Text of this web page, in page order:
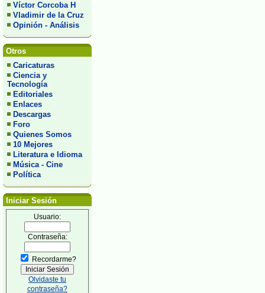
Víctor Corcoba H
Vladimir de la Cruz
Opinión - Análisis
Otros
Caricaturas
Ciencia y
Tecnología
Editoriales
Enlaces
Descargas
Foro
Quienes Somos
10 Mejores
Literatura e Idioma
Música - Cine
Política
Iniciar Sesión
Usuario:
Contraseña:
Recordarme?
Olvidaste tu
contraseña?